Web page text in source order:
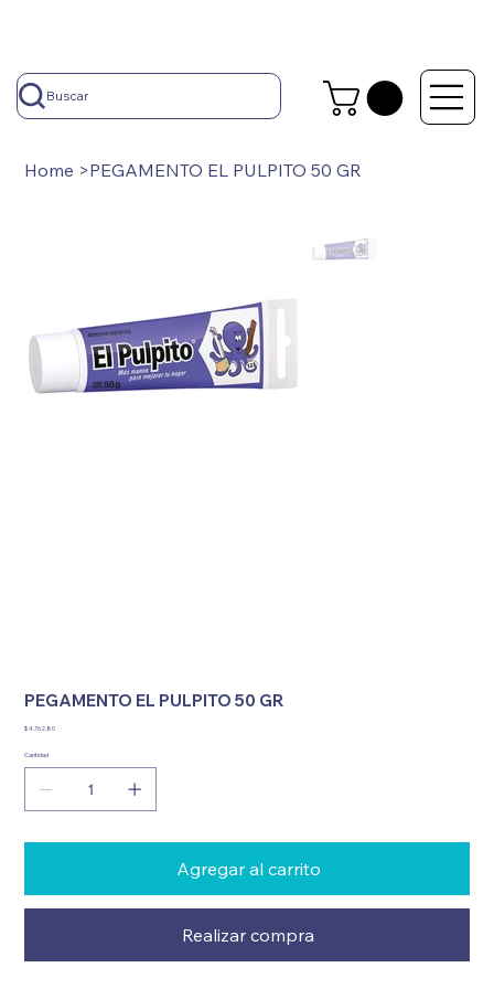
Buscar
Home >PEGAMENTO EL PULPITO 50 GR
PEGAMENTO EL PULPITO 50 GR
Precio
$ 4.762,80
Cantidad
Agregar al carrito
Realizar compra